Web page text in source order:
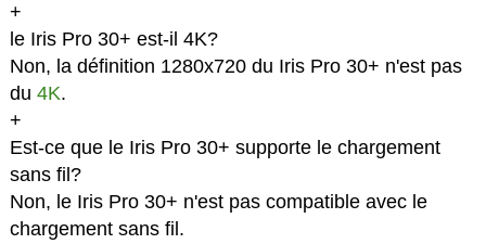
+
le Iris Pro 30+ est-il 4K?
Non, la définition 1280x720 du Iris Pro 30+ n'est pas
du 4K.
+
Est-ce que le Iris Pro 30+ supporte le chargement
sans fil?
Non, le Iris Pro 30+ n'est pas compatible avec le
chargement sans fil.